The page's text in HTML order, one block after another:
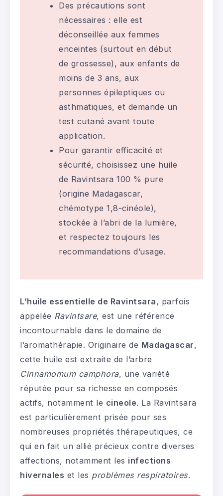
Des précautions sont
nécessaires : elle est
déconseillée aux femmes
enceintes (surtout en début
de grossesse), aux enfants de
moins de 3 ans, aux
personnes épileptiques ou
asthmatiques, et demande un
test cutané avant toute
application.
Pour garantir efficacité et
sécurité, choisissez une huile
de Ravintsara 100 % pure
(origine Madagascar,
chémotype 1,8-cinéole),
stockée à l’abri de la lumière,
et respectez toujours les
recommandations d’usage.
L’huile essentielle de Ravintsara, parfois
appelée Ravintsare, est une référence
incontournable dans le domaine de
l’aromathérapie. Originaire de Madagascar,
cette huile est extraite de l’arbre
Cinnamomum camphora, une variété
réputée pour sa richesse en composés
actifs, notamment le cineole. La Ravintsara
est particulièrement prisée pour ses
nombreuses propriétés thérapeutiques, ce
qui en fait un allié précieux contre diverses
affections, notamment les infections
hivernales et les problèmes respiratoires.